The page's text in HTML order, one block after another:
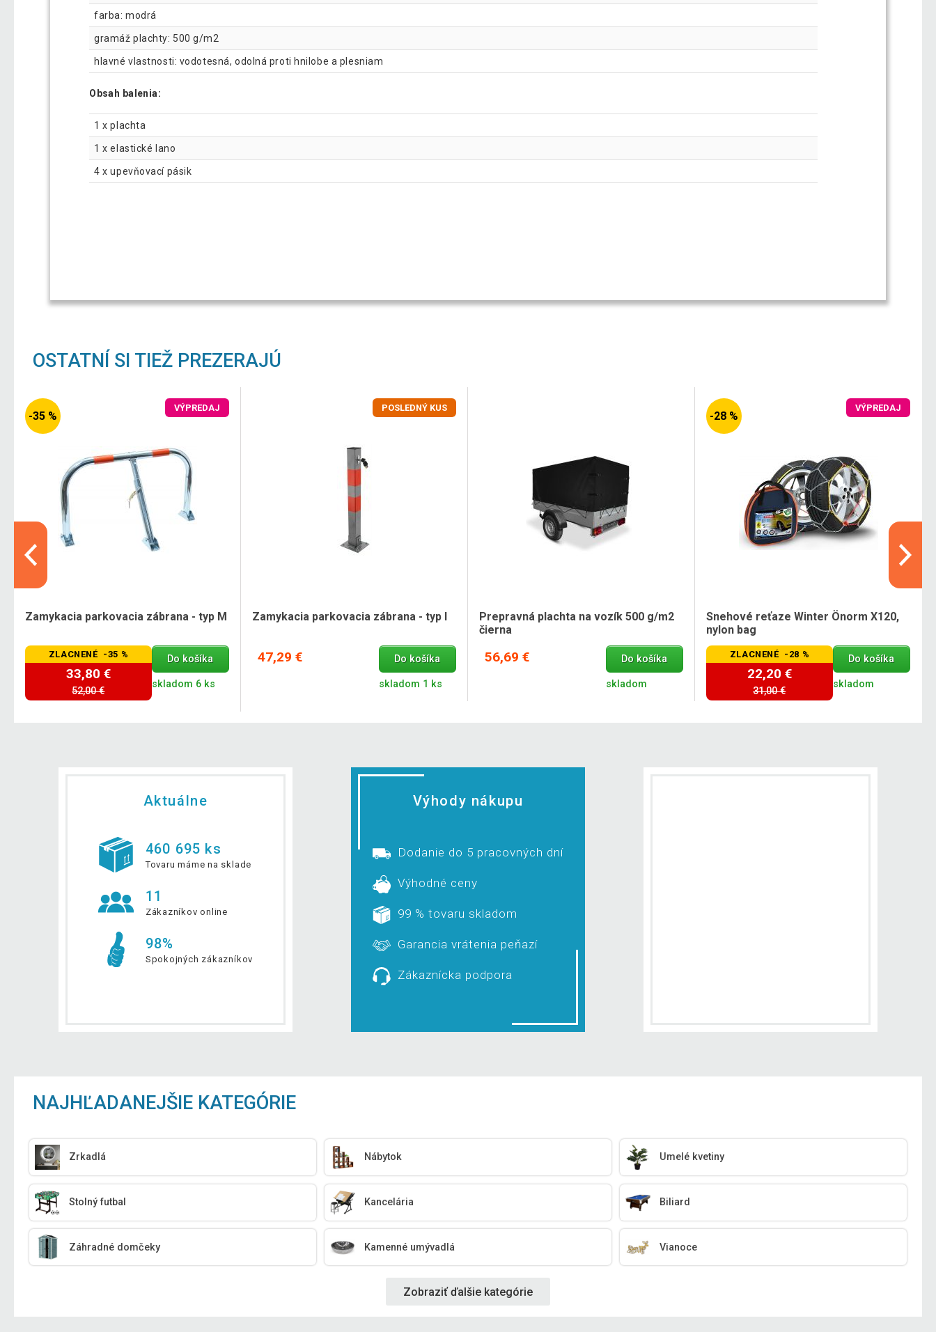
farba: modrá
gramáž plachty: 500 g/m2
hlavné vlastnosti: vodotesná, odolná proti hnilobe a plesniam
Obsah balenia:
1 x plachta
1 x elastické lano
4 x upevňovací pásik
OSTATNÍ SI TIEŽ PREZERAJÚ
-35 %
VÝPREDAJ
Zamykacia parkovacia zábrana - typ M
ZLACNENÉ -35 %
33,80 €
52,00 €
Do košíka
skladom 6 ks
POSLEDNÝ KUS
Zamykacia parkovacia zábrana - typ I
47,29 € Do košíka
skladom 1 ks
Prepravná plachta na vozík 500 g/m2
čierna
56,69 € Do košíka
skladom
-28 %
VÝPREDAJ
Snehové reťaze Winter Önorm X120,
nylon bag
ZLACNENÉ -28 %
22,20 €
31,00 €
Do košíka
skladom
Aktuálne
460 695 ks
Tovaru máme na sklade
11
Zákazníkov online
98%
Spokojných zákazníkov
Výhody nákupu
Dodanie do 5 pracovných dní
Výhodné ceny
99 % tovaru skladom
Garancia vrátenia peňazí
Zákaznícka podpora
NAJHĽADANEJŠIE KATEGÓRIE
Zrkadlá Nábytok Umelé kvetiny
Stolný futbal Kancelária Biliard
Záhradné domčeky Kamenné umývadlá Vianoce
Zobraziť ďalšie kategórie